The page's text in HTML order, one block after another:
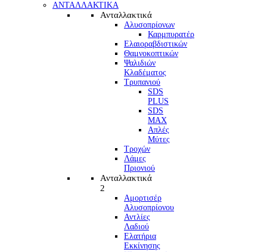
ΑΝΤΑΛΛΑΚΤΙΚΑ
Ανταλλακτικά
Αλυσοπρίονων
Καρμπυρατέρ
Ελαιοραβδιστικών
Θαμνοκοπτικών
Ψαλιδιών
Κλαδέματος
Τρυπανιού
SDS
PLUS
SDS
MAX
Απλές
Μύτες
Τροχών
Λάμες
Πριονιού
Ανταλλακτικά
2
Αμορτισέρ
Αλυσοπρίονου
Αντλίες
Λαδιού
Ελατήρια
Εκκίνησης